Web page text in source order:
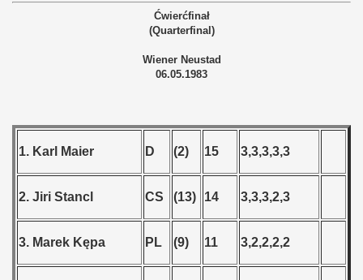
Ćwierćfinał
(Quarterfinal)
Wiener Neustad
06.05.1983
1. Karl Maier D (2) 15 3,3,3,3,3
2. Jiri Stancl CS (13) 14 3,3,3,2,3
3. Marek Kępa PL (9) 11 3,2,2,2,2
classe
Round
of USSR